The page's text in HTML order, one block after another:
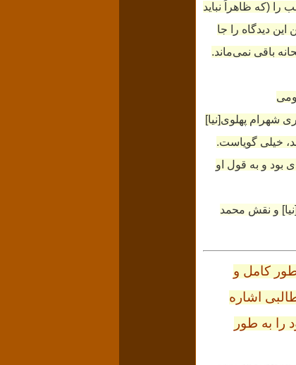
را (که ظاهراً نباید
دیدگاه را جا
باقی نمی‌ماند.
شهرام پهلوی[نیا]
خیلی گویاست.
بود و به قول او
و نقش محمد
کامل و
اشاره
را به طور